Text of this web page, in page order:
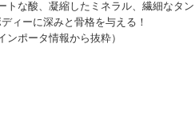
トな酸、凝縮したミネラル、繊細なタン
ィーに深みと骨格を与える！
ンポータ情報から抜粋）